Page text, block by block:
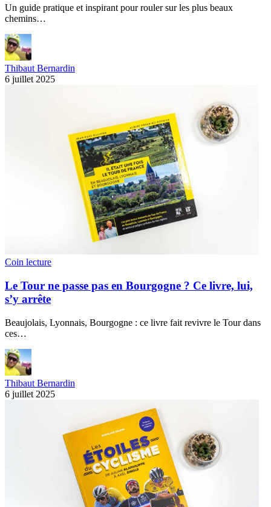
Un guide pratique et inspirant pour rouler sur les plus beaux
chemins…
Thibaut Bernardin
6 juillet 2025
Coin lecture
Le Tour ne passe pas en Bourgogne ? Ce livre, lui,
s’y arrête
Beaujolais, Lyonnais, Bourgogne : ce livre fait revivre le Tour dans
ces…
Thibaut Bernardin
6 juillet 2025